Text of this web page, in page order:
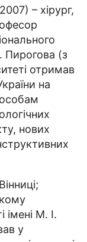
– хірург,
Пирогова (з
отримав
на
нових
М. І.
у